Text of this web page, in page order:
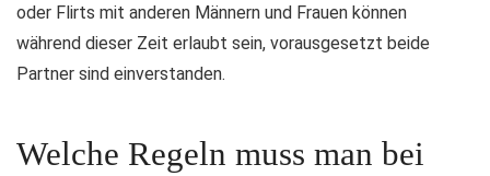
oder Flirts mit anderen Männern und Frauen können
während dieser Zeit erlaubt sein, vorausgesetzt beide
Partner sind einverstanden.
Welche Regeln muss man bei